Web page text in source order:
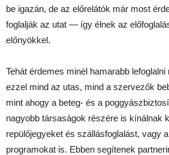
be igazán, de az előrelátók már most
foglalják az utat — így élnek az
előnyökkel.
Tehát érdemes minél hamarabb
ezzel mind az utas, mind a szervezők
mint ahogy a beteg- és a
nagyobb társaságok részére is kínálnak
repülőjegyeket és szállásfoglalást, vagy
programokat is. Ebben segítenek